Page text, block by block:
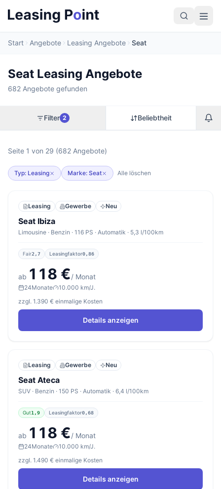
Start Angebote Leasing Angebote Seat
Seat Leasing Angebote
682 Angebote gefunden
Filter 2 Beliebtheit
Seite 1 von 29 (682 Angebote)
Typ: Leasing Marke: Seat Alle löschen
Leasing Gewerbe Neu
Seat Ibiza
Limousine · Benzin · 116 PS · Automatik · 5,3 l/100km
Fair2,7 Leasingfaktor0,86
ab 118 €/ Monat
24Monate
10.000 km/J.
zzgl. 1.390 € einmalige Kosten
Details anzeigen
Leasing Gewerbe Neu
Seat Ateca
SUV · Benzin · 150 PS · Automatik · 6,4 l/100km
Gut1,9 Leasingfaktor0,68
ab 118 €/ Monat
24Monate
10.000 km/J.
zzgl. 1.490 € einmalige Kosten
Details anzeigen